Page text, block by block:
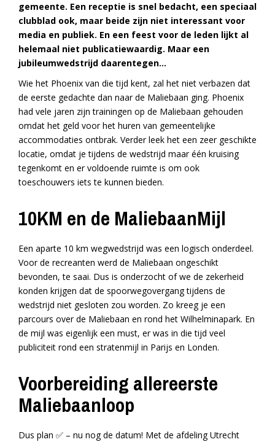
gemeente. Een receptie is snel bedacht, een speciaal
clubblad ook, maar beide zijn niet interessant voor
media en publiek. En een feest voor de leden lijkt al
helemaal niet publicatiewaardig. Maar een
jubileumwedstrijd daarentegen…
Wie het Phoenix van die tijd kent, zal het niet verbazen dat
de eerste gedachte dan naar de Maliebaan ging. Phoenix
had vele jaren zijn trainingen op de Maliebaan gehouden
omdat het geld voor het huren van gemeentelijke
accommodaties ontbrak. Verder leek het een zeer geschikte
locatie, omdat je tijdens de wedstrijd maar één kruising
tegenkomt en er voldoende ruimte is om ook
toeschouwers iets te kunnen bieden.
10KM en de MaliebaanMijl
Een aparte 10 km wegwedstrijd was een logisch onderdeel.
Voor de recreanten werd de Maliebaan ongeschikt
bevonden, te saai. Dus is onderzocht of we de zekerheid
konden krijgen dat de spoorwegovergang tijdens de
wedstrijd niet gesloten zou worden. Zo kreeg je een
parcours over de Maliebaan en rond het Wilhelminapark. En
de mijl was eigenlijk een must, er was in die tijd veel
publiciteit rond een stratenmijl in Parijs en Londen.
Voorbereiding allereerste
Maliebaanloop
Dus plan ✅ – nu nog de datum! Met de afdeling Utrecht